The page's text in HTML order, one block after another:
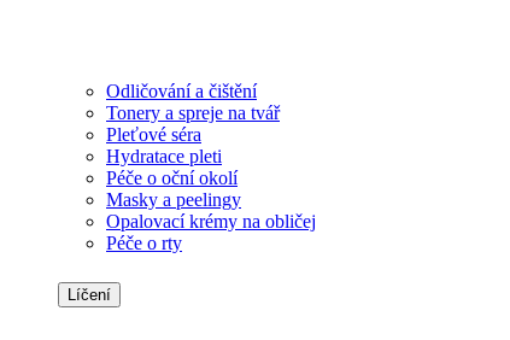
Odličování a čištění
Tonery a spreje na tvář
Pleťové séra
Hydratace pleti
Péče o oční okolí
Masky a peelingy
Opalovací krémy na obličej
Péče o rty
Líčení